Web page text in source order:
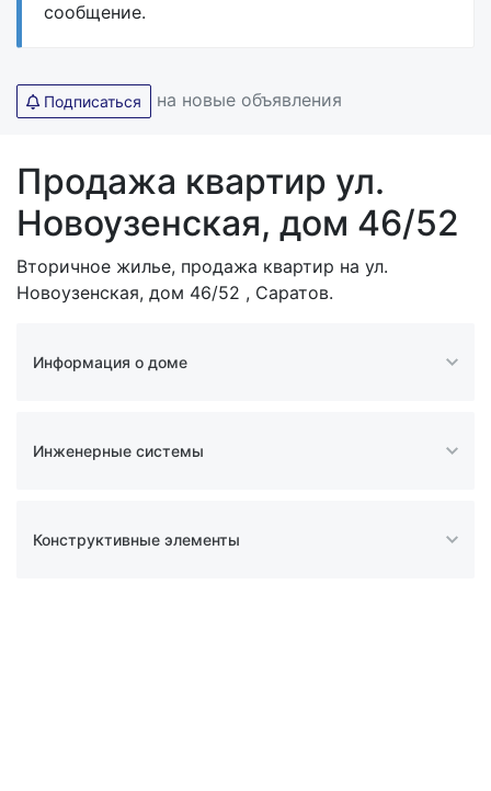
сообщение.
Подписаться на новые объявления
Продажа квартир ул.
Новоузенская, дом 46/52
Вторичное жилье, продажа квартир на ул.
Новоузенская, дом 46/52 , Саратов.
Информация о доме
Инженерные системы
Конструктивные элементы